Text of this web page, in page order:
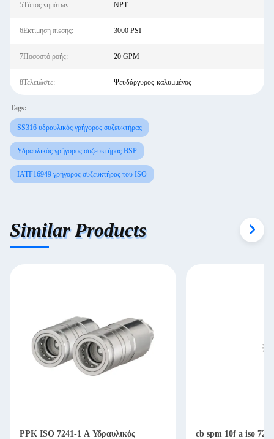
5Τύπος νημάτων: NPT
6Εκτίμηση πίεσης: 3000 PSI
7Ποσοστό ροής: 20 GPM
8Τελειώστε: Ψευδάργυρος-καλυμμένος
Tags:
SS316 υδραυλικός γρήγορος συζευκτήρας
Υδραυλικός γρήγορος συζευκτήρας BSP
IATF16949 γρήγορος συζευκτήρας του ISO
Similar Products
PPK ISO 7241-1 A Υδραυλικός
cb spm 10f a iso